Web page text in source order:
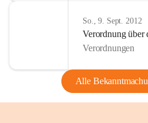
So., 9. Sept. 2012
Verordnung über
Verordnungen
Alle